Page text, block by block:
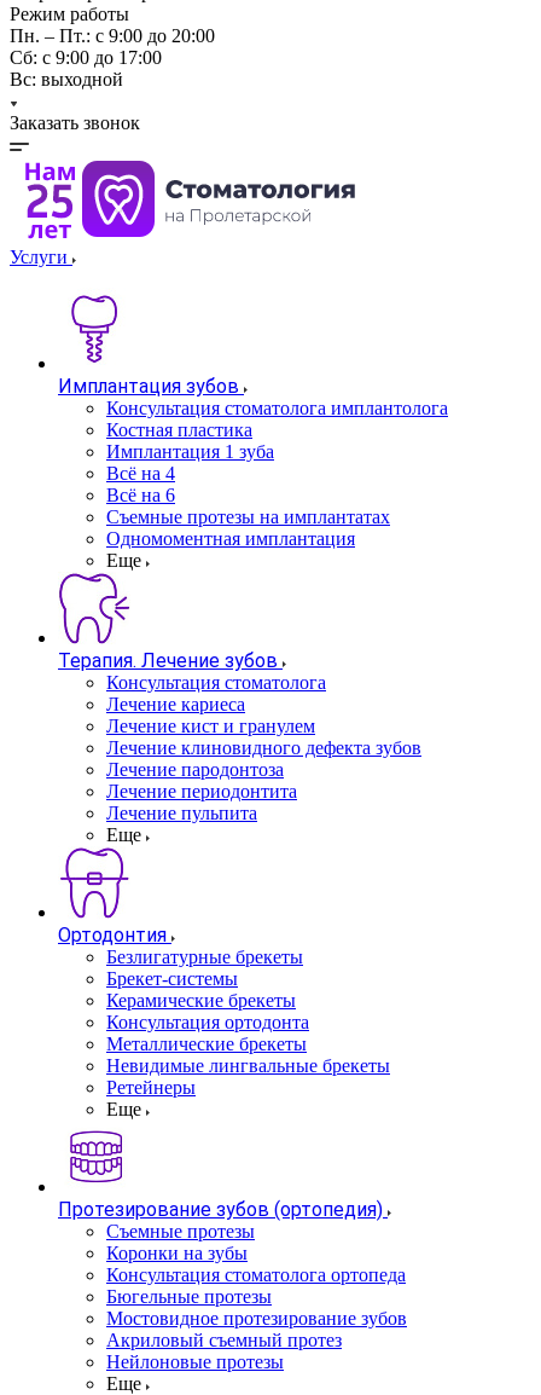
Режим работы
Пн. – Пт.: с 9:00 до 20:00
Cб: с 9:00 до 17:00
Вс: выходной
Заказать звонок
Услуги
Имплантация зубов
Консультация стоматолога имплантолога
Костная пластика
Имплантация 1 зуба
Всё на 4
Всё на 6
Съемные протезы на имплантатах
Одномоментная имплантация
Еще
Терапия. Лечение зубов
Консультация стоматолога
Лечение кариеса
Лечение кист и гранулем
Лечение клиновидного дефекта зубов
Лечение пародонтоза
Лечение периодонтита
Лечение пульпита
Еще
Ортодонтия
Безлигатурные брекеты
Брекет-системы
Керамические брекеты
Консультация ортодонта
Металлические брекеты
Невидимые лингвальные брекеты
Ретейнеры
Еще
Протезирование зубов (ортопедия)
Съемные протезы
Коронки на зубы
Консультация стоматолога ортопеда
Бюгельные протезы
Мостовидное протезирование зубов
Акриловый съемный протез
Нейлоновые протезы
Еще